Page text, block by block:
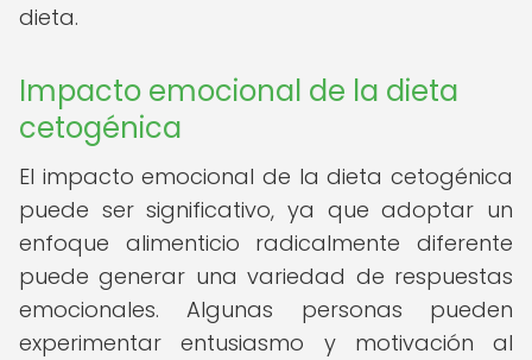
dieta.
Impacto emocional de la dieta
cetogénica
El impacto emocional de la dieta cetogénica
puede ser significativo, ya que adoptar un
enfoque alimenticio radicalmente diferente
puede generar una variedad de respuestas
emocionales. Algunas personas pueden
experimentar entusiasmo y motivación al